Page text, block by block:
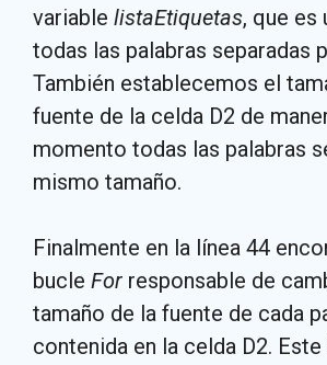
variable listaEtiquetas, que es
todas las palabras separadas
También establecemos el
fuente de la celda D2 de
momento todas las palabras
mismo tamaño.
Finalmente en la línea 44
bucle For responsable de
tamaño de la fuente de cada
contenida en la celda D2.